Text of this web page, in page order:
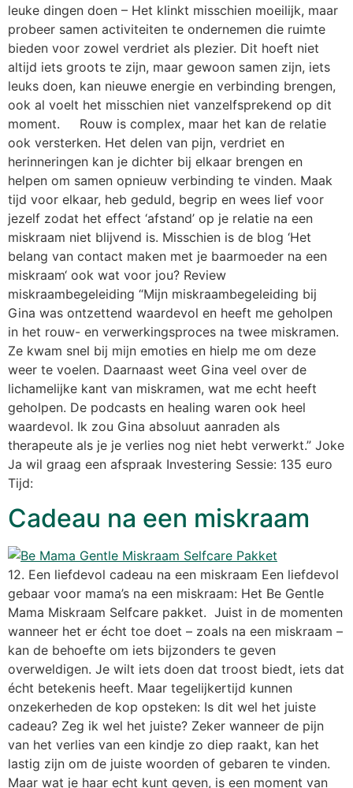
leuke dingen doen – Het klinkt misschien moeilijk, maar
probeer samen activiteiten te ondernemen die ruimte
bieden voor zowel verdriet als plezier. Dit hoeft niet
altijd iets groots te zijn, maar gewoon samen zijn, iets
leuks doen, kan nieuwe energie en verbinding brengen,
ook al voelt het misschien niet vanzelfsprekend op dit
moment. Rouw is complex, maar het kan de relatie
ook versterken. Het delen van pijn, verdriet en
herinneringen kan je dichter bij elkaar brengen en
helpen om samen opnieuw verbinding te vinden. Maak
tijd voor elkaar, heb geduld, begrip en wees lief voor
jezelf zodat het effect ‘afstand’ op je relatie na een
miskraam niet blijvend is. Misschien is de blog ‘Het
belang van contact maken met je baarmoeder na een
miskraam‘ ook wat voor jou? Review
miskraambegeleiding “Mijn miskraambegeleiding bij
Gina was ontzettend waardevol en heeft me geholpen
in het rouw- en verwerkingsproces na twee miskramen.
Ze kwam snel bij mijn emoties en hielp me om deze
weer te voelen. Daarnaast weet Gina veel over de
lichamelijke kant van miskramen, wat me echt heeft
geholpen. De podcasts en healing waren ook heel
waardevol. Ik zou Gina absoluut aanraden als
therapeute als je je verlies nog niet hebt verwerkt.” Joke
Ja wil graag een afspraak Investering Sessie: 135 euro
Tijd:
Cadeau na een miskraam
12. Een liefdevol cadeau na een miskraam Een liefdevol
gebaar voor mama’s na een miskraam: Het Be Gentle
Mama Miskraam Selfcare pakket. Juist in de momenten
wanneer het er écht toe doet – zoals na een miskraam –
kan de behoefte om iets bijzonders te geven
overweldigen. Je wilt iets doen dat troost biedt, iets dat
écht betekenis heeft. Maar tegelijkertijd kunnen
onzekerheden de kop opsteken: Is dit wel het juiste
cadeau? Zeg ik wel het juiste? Zeker wanneer de pijn
van het verlies van een kindje zo diep raakt, kan het
lastig zijn om de juiste woorden of gebaren te vinden.
Maar wat je haar echt kunt geven, is een moment van